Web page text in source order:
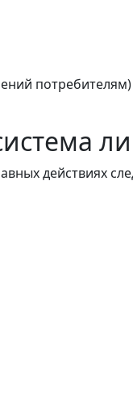
потребителям)
действиях